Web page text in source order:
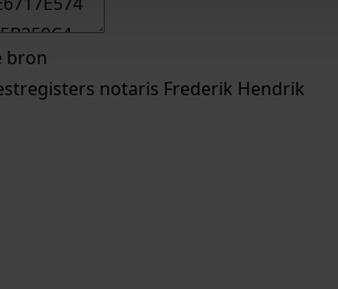
notaris Frederik Hendrik